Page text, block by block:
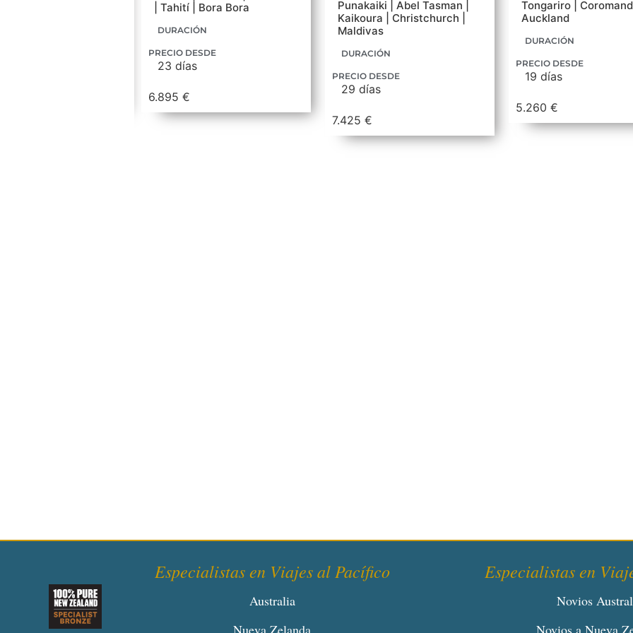
| Tahití | Bora Bora
DURACIÓN
PRECIO DESDE
23 días
6.895 €
Punakaiki | Abel Tasman |
Kaikoura | Christchurch |
Maldivas
DURACIÓN
PRECIO DESDE
29 días
7.425 €
Tongariro |
Auckland
DURACIÓN
PRECIO DESDE
19 días
5.260 €
Especialistas en Viajes al Pacífico
Australia
Nueva Zelanda
Especialistas en
Novios
Novios a Nueva